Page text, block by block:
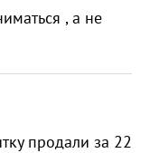
, а не
продали за 22